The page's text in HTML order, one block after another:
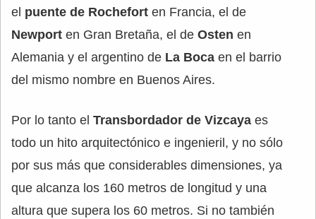
el puente de Rochefort en Francia, el de
Newport en Gran Bretaña, el de Osten en
Alemania y el argentino de La Boca en el barrio
del mismo nombre en Buenos Aires.
Por lo tanto el Transbordador de Vizcaya es
todo un hito arquitectónico e ingenieril, y no sólo
por sus más que considerables dimensiones, ya
que alcanza los 160 metros de longitud y una
altura que supera los 60 metros. Si no también